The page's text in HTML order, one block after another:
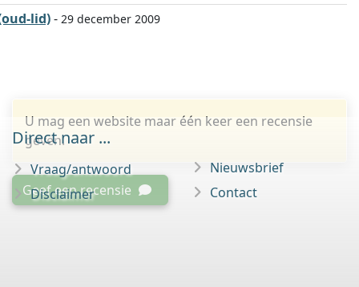
lid)- 29 december 2009
U mag een website maar één keer een recensie
geven.
Geef een recensie
Direct naar ...
Vraag/antwoord
Disclaimer
Nieuwsbrief
Contact